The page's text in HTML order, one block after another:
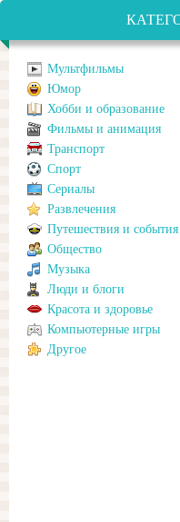
Мультфильмы
Юмор
Хобби и образование
Фильмы и анимация
Транспорт
Спорт
Сериалы
Развлечения
Путешествия и события
Общество
Музыка
Люди и блоги
Красота и здоровье
Компьютерные игры
Другое